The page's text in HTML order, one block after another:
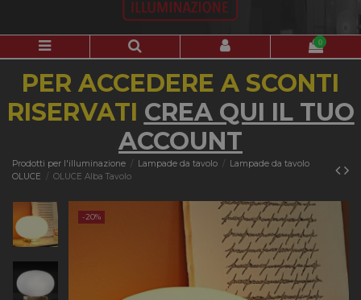
0
PER ACCEDERE A SCONTI
RISERVATI CREA QUI IL TUO
ACCOUNT
Prodotti per l'illuminazione Lampade da tavolo
Lampade da tavolo
OLUCE
OLUCE Alba Tavolo
-20%